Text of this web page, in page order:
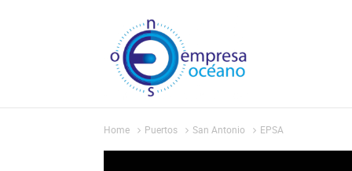
Home Puertos San Antonio EPSA